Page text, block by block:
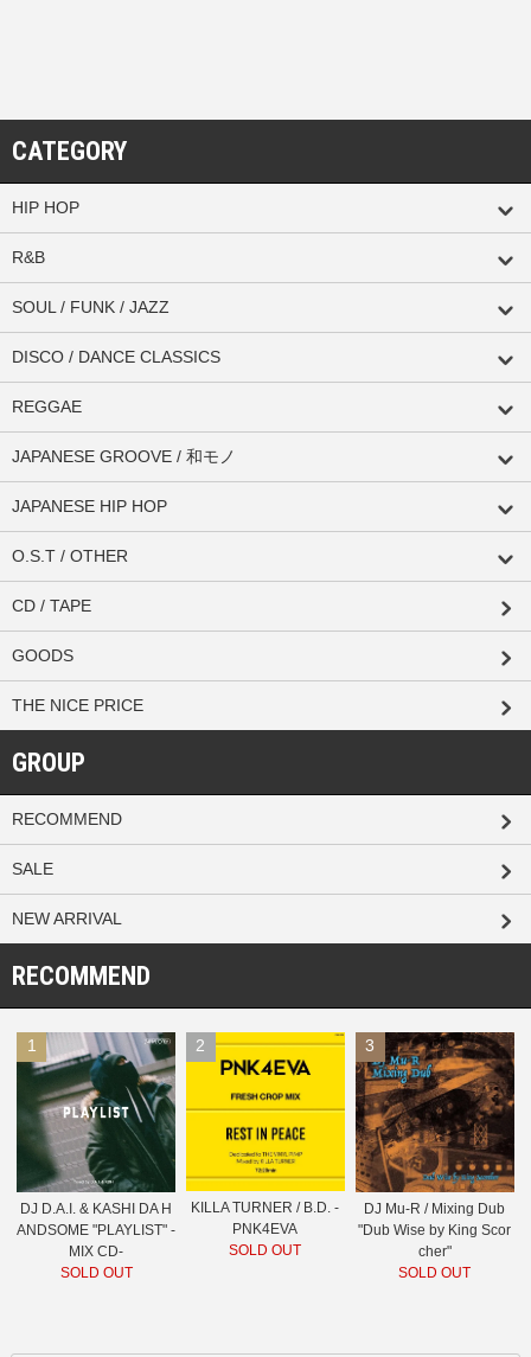
CATEGORY
HIP HOP
R&B
SOUL / FUNK / JAZZ
DISCO / DANCE CLASSICS
REGGAE
JAPANESE GROOVE / 和モノ
JAPANESE HIP HOP
O.S.T / OTHER
CD / TAPE
GOODS
THE NICE PRICE
GROUP
RECOMMEND
SALE
NEW ARRIVAL
RECOMMEND
1
DJ D.A.I. & KASHI DA H
ANDSOME "PLAYLIST" -
MIX CD-
SOLD OUT
2
KILLA TURNER / B.D. -
PNK4EVA
SOLD OUT
3
DJ Mu-R / Mixing Dub
"Dub Wise by King Scor
cher"
SOLD OUT